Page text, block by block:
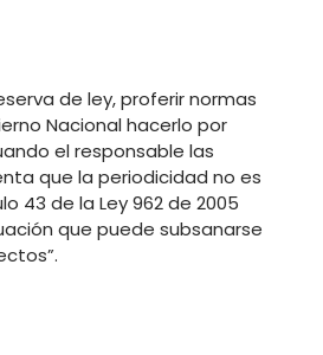
de ley, proferir normas
Nacional hacerlo por
el responsable las
que la periodicidad no es
43 de la Ley 962 de 2005
que puede subsanarse